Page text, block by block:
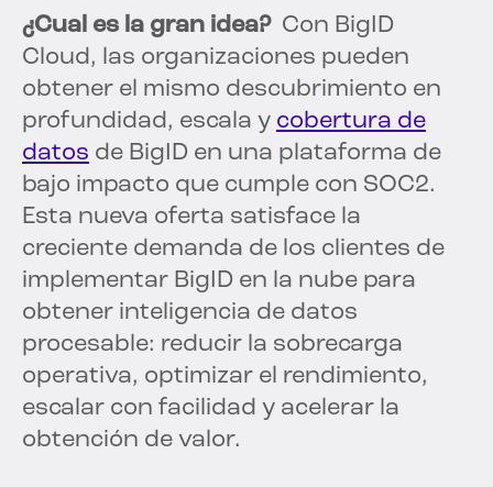
¿Cual es la gran idea? Con BigID
Cloud, las organizaciones pueden
obtener el mismo descubrimiento en
profundidad, escala y cobertura de
datos de BigID en una plataforma de
bajo impacto que cumple con SOC2.
Esta nueva oferta satisface la
creciente demanda de los clientes de
implementar BigID en la nube para
obtener inteligencia de datos
procesable: reducir la sobrecarga
operativa, optimizar el rendimiento,
escalar con facilidad y acelerar la
obtención de valor.